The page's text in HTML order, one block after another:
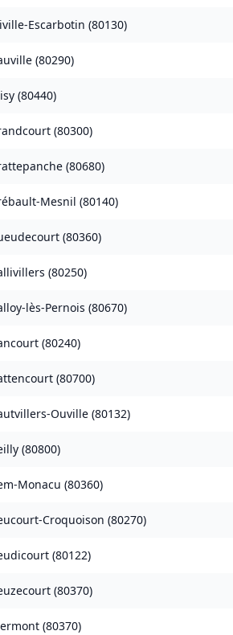
Escarbotin (80130)
(80290)
(80440)
(80300)
(80680)
Mesnil (80140)
(80360)
(80250)
lès-Pernois (80670)
(80240)
(80700)
Ouville (80132)
(80800)
Monacu (80360)
Croquoison (80270)
(80122)
(80370)
(80370)